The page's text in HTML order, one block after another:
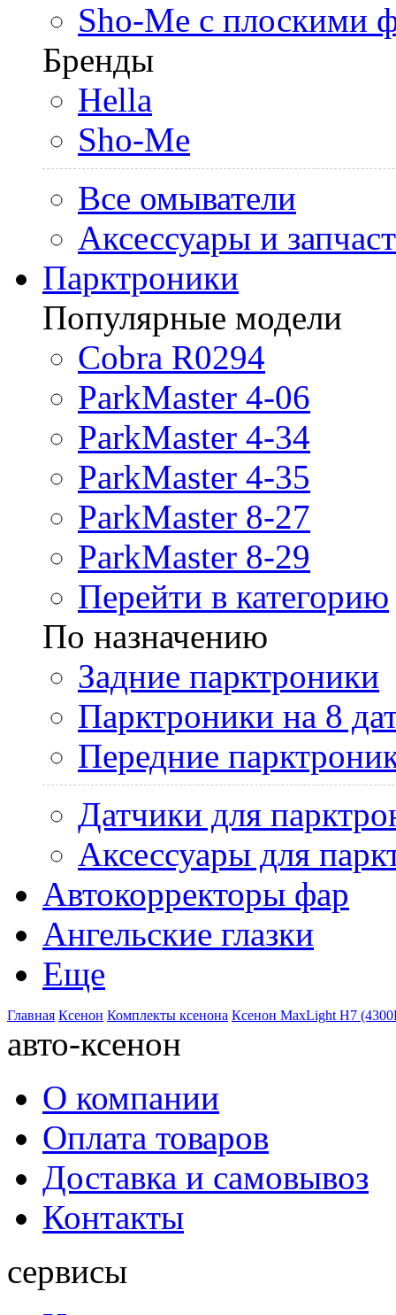
Sho-Me с плоскими
Бренды
Hella
Sho-Me
Все омыватели
Аксессуары и
Парктроники
Популярные модели
Cobra R0294
ParkMaster 4-06
ParkMaster 4-34
ParkMaster 4-35
ParkMaster 8-27
ParkMaster 8-29
Перейти в категорию
По назначению
Задние парктроники
Парктроники на 8
Передние
Датчики для
Аксессуары для
Автокорректоры фар
Ангельские глазки
Еще
Главная Ксенон Комплекты ксенона Ксенон MaxLight H7
авто-ксенон
О компании
Оплата товаров
Доставка и самовывоз
Контакты
сервисы